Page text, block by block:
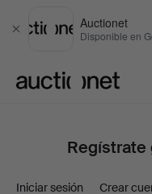
Cerrar
Auctionet
Disponible en
Regístrate
Iniciar sesión Crear